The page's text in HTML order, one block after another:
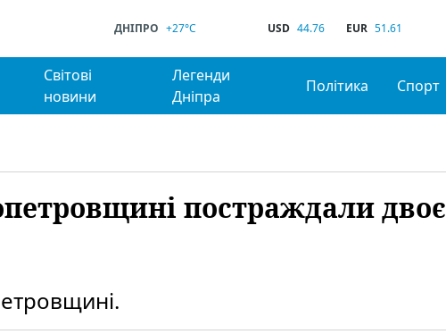
ДНІПРО +27°C USD 44.76 EUR 51.61
Світові
новини
Легенди
Дніпра
Політика Спорт
постраждали двоє